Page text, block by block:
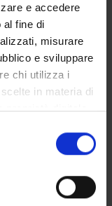
e accedere
al fine di
misurare
e sviluppare
chi utilizza i
in materia di
proprietà digitale
in qualsiasi
o facendo clic
Dipartimento